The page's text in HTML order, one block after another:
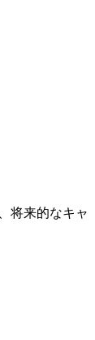
将来的なキャ